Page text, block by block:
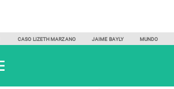
CASO LIZETH MARZANO JAIME BAYLY MUNDO